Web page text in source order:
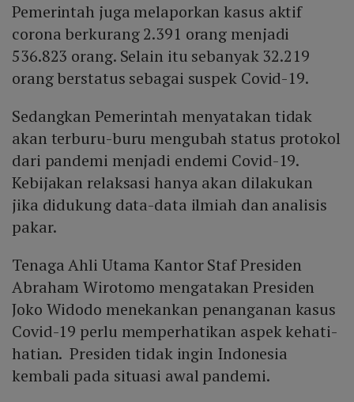
Pemerintah juga melaporkan kasus aktif
corona berkurang 2.391 orang menjadi
536.823 orang. Selain itu sebanyak 32.219
orang berstatus sebagai suspek Covid-19.
Sedangkan Pemerintah menyatakan tidak
akan terburu-buru mengubah status protokol
dari pandemi menjadi endemi Covid-19.
Kebijakan relaksasi hanya akan dilakukan
jika didukung data-data ilmiah dan analisis
pakar.
Tenaga Ahli Utama Kantor Staf Presiden
Abraham Wirotomo mengatakan Presiden
Joko Widodo menekankan penanganan kasus
Covid-19 perlu memperhatikan aspek kehati-
hatian. Presiden tidak ingin Indonesia
kembali pada situasi awal pandemi.